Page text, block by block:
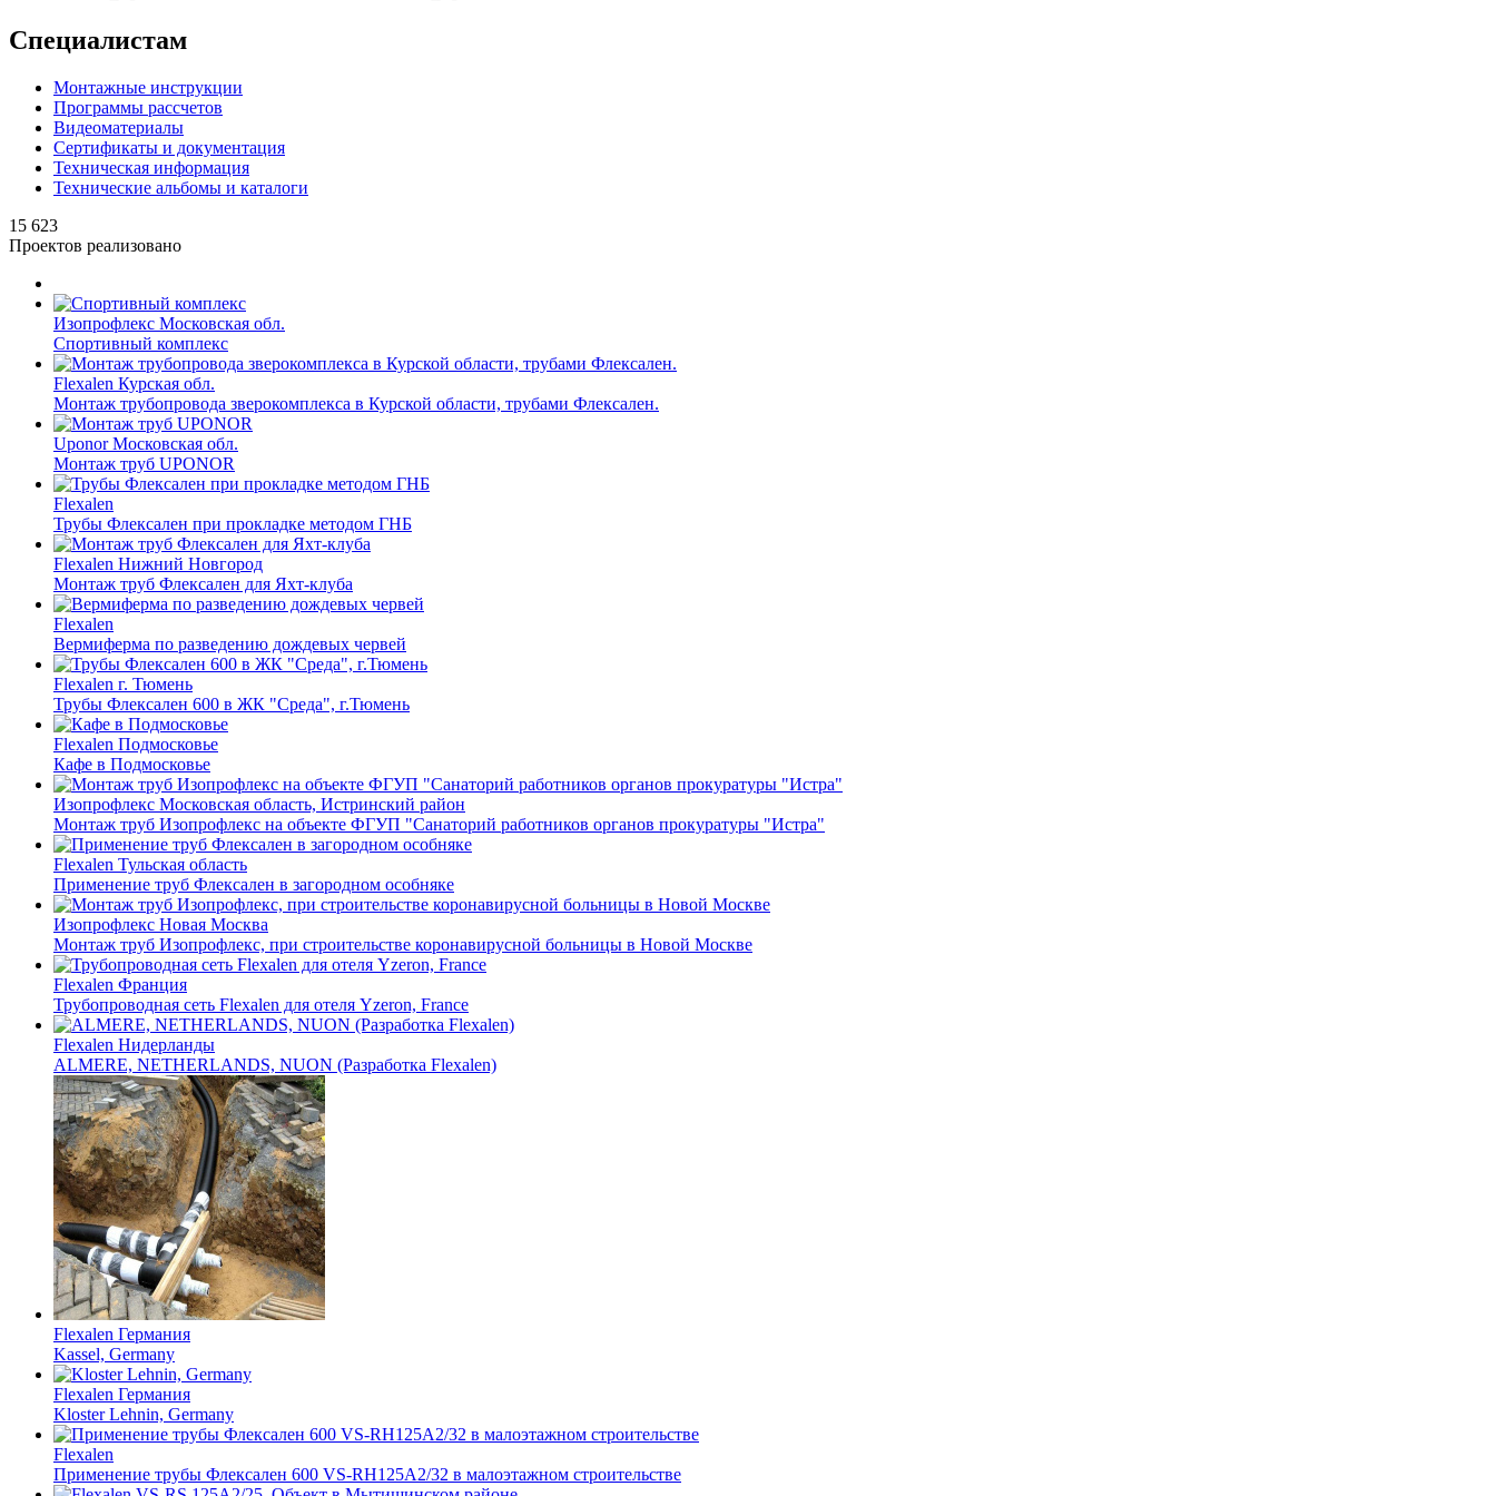
Специалистам
Монтажные инструкции
Программы рассчетов
Видеоматериалы
Сертификаты и документация
Техническая информация
Технические альбомы и каталоги
15 623
Проектов реализовано
Изопрофлекс Московская обл.
Спортивный комплекс
Flexalen Курская обл.
Монтаж трубопровода зверокомплекса в Курской области, трубами Флексален.
Uponor Московская обл.
Монтаж труб UPONOR
Flexalen
Трубы Флексален при прокладке методом ГНБ
Flexalen Нижний Новгород
Монтаж труб Флексален для Яхт-клуба
Flexalen
Вермиферма по разведению дождевых червей
Flexalen г. Тюмень
Трубы Флексален 600 в ЖК "Среда", г.Тюмень
Flexalen Подмосковье
Кафе в Подмосковье
Изопрофлекс Московская область, Истринский район
Монтаж труб Изопрофлекс на объекте ФГУП "Санаторий работников органов прокуратуры "Истра"
Flexalen Тульская область
Применение труб Флексален в загородном особняке
Изопрофлекс Новая Москва
Монтаж труб Изопрофлекс, при строительстве коронавирусной больницы в Новой Москве
Flexalen Франция
Трубопроводная сеть Flexalen для отеля Yzeron, France
Flexalen Нидерланды
ALMERE, NETHERLANDS, NUON (Разработка Flexalen)
Flexalen Германия
Kassel, Germany
Flexalen Германия
Kloster Lehnin, Germany
Flexalen
Применение трубы Флексален 600 VS-RH125A2/32 в малоэтажном строительстве